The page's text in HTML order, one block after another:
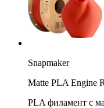
Snapmaker
Matte PLA Engine
PLA филамент с